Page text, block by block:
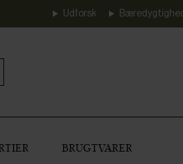
Udforsk
BRUGTVARER